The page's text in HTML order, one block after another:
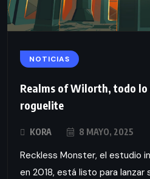
NOTICIAS
Realms of Wilorth, todo lo
roguelite
KORA 8 MAYO, 2025
Reckless Monster, el estudio
en 2018, está listo para lanzar